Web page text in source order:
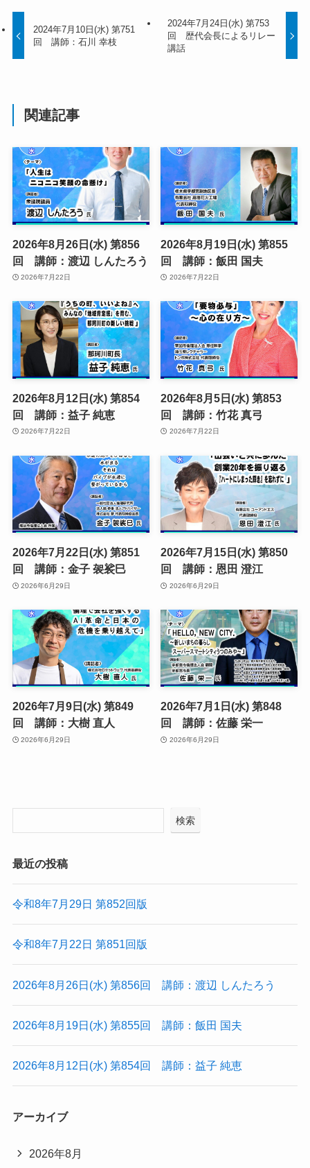
2024年7月10日(水) 第751
回 講師：石川 幸枝
2024年7月24日(水) 第753
回 歴代会長によるリレー
講話
関連記事
2026年8月26日(水) 第856
回 講師：渡辺 しんたろう
2026年7月22日
2026年8月19日(水) 第855
回 講師：飯田 国夫
2026年7月22日
2026年8月12日(水) 第854
回 講師：益子 純恵
2026年7月22日
2026年8月5日(水) 第853
回 講師：竹花 真弓
2026年7月22日
2026年7月22日(水) 第851
回 講師：金子 袈裟巳
2026年6月29日
2026年7月15日(水) 第850
回 講師：恩田 澄江
2026年6月29日
2026年7月9日(水) 第849
回 講師：大樹 直人
2026年6月29日
2026年7月1日(水) 第848
回 講師：佐藤 栄一
2026年6月29日
検索
最近の投稿
令和8年7月29日 第852回版
令和8年7月22日 第851回版
2026年8月26日(水) 第856回 講師：渡辺 しんたろう
2026年8月19日(水) 第855回 講師：飯田 国夫
2026年8月12日(水) 第854回 講師：益子 純恵
アーカイブ
2026年8月